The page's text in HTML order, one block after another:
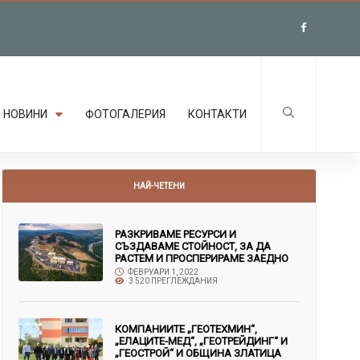
НОВИНИ ФОТОГАЛЕРИЯ КОНТАКТИ
НАЙ-ЧЕТЕНИ
РАЗКРИВАМЕ РЕСУРСИ И
СЪЗДАВАМЕ СТОЙНОСТ, ЗА ДА
РАСТЕМ И ПРОСПЕРИРАМЕ ЗАЕДНО
ФЕВРУАРИ 1, 2022
3 520 ПРЕГЛЕЖДАНИЯ
КОМПАНИИТЕ „ГЕОТЕХМИН“,
„ЕЛАЦИТЕ-МЕД“, „ГЕОТРЕЙДИНГ“ И
„ГЕОСТРОЙ“ И ОБЩИНА ЗЛАТИЦА